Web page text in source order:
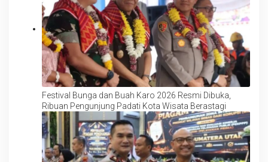
Festival Bunga dan Buah Karo 2026 Resmi Dibuka,
Ribuan Pengunjung Padati Kota Wisata Berastagi